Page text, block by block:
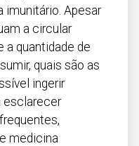
imunitário. Apesar
a circular
a quantidade de
quais são as
ingerir
esclarecer
medicina